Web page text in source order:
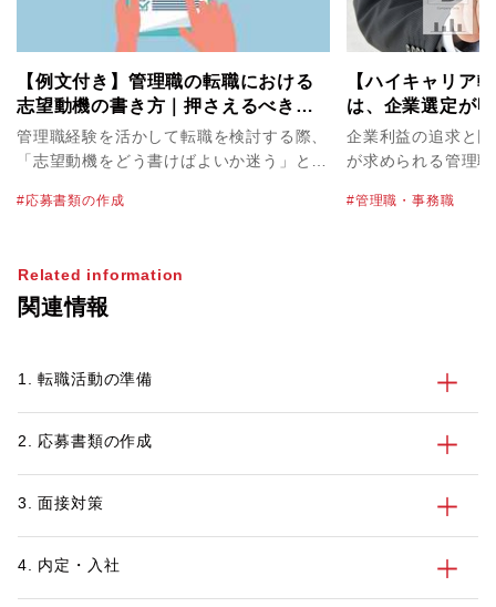
【例文付き】管理職の転職における
志望動機の書き方｜押さえるべき要
素とハイクラス層向けの実例
管理職経験を活かして転職を検討する際、
「志望動機をどう書けばよいか迷う」とい
スキルが多岐にわたるため、何を選び、ど
価値と応募先への貢献イメージを、簡潔か
つ具体的に伝えることが求められます。
評価されるポイント、職種別の例文、書類
応募書類の作成
【ハイキャリア
は、企業選定が
しないために確
は？
企業利益の追求と
が求められる管理
違いがあるのでし
管理職・事務職
Related information
関連情報
1. 転職活動の準備
2. 応募書類の作成
3. 面接対策
4. 内定・入社